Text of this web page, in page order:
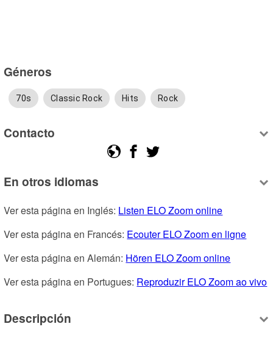
Géneros
70s Classic Rock Hits Rock
Contacto
En otros idiomas
Ver esta página en Inglés: Listen ELO Zoom online
Ver esta página en Francés: Ecouter ELO Zoom en ligne
Ver esta página en Alemán: Hören ELO Zoom online
Ver esta página en Portugues: Reproduzir ELO Zoom ao vivo
Descripción